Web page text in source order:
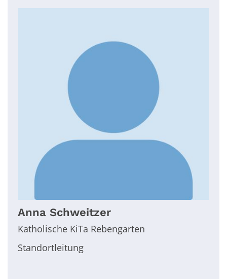
Anna Schweitzer
Katholische KiTa Rebengarten
Standortleitung